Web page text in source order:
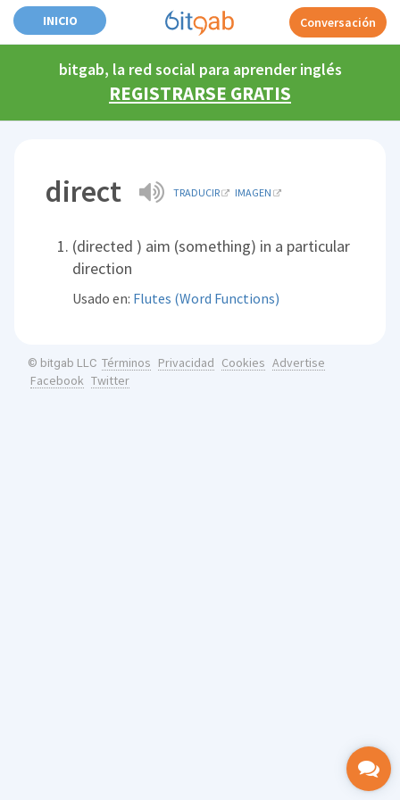
INICIO Conversación
bitgab, la red social para aprender inglés
REGISTRARSE GRATIS
direct TRADUCIR IMAGEN
(directed ) aim (something) in a particular
direction
Usado en: Flutes (Word Functions)
© bitgab LLC Términos Privacidad Cookies Advertise
Facebook Twitter